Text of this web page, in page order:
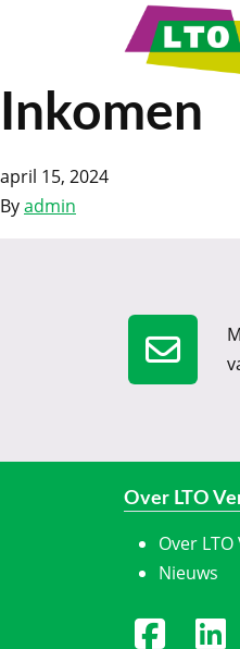
Inkomen
april 15, 2024
Byadmin
Over LTO
Over
Nieuws